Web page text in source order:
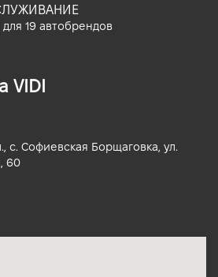
19 автобрендов
VIDI
с. Софиевская Борщаговка, ул.
60